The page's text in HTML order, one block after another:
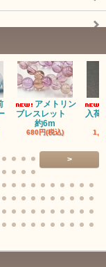
イト）
）
アメトリン
ブレスレット
約6m
680円(税込)
入荷
>